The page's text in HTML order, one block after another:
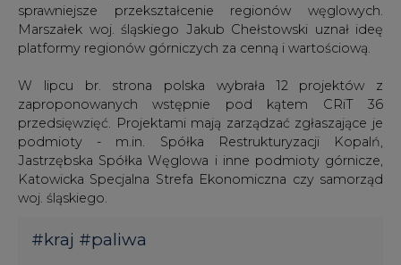
sprawniejsze przekształcenie regionów węglowych.
Marszałek woj. śląskiego Jakub Chełstowski uznał ideę
platformy regionów górniczych za cenną i wartościową.
W lipcu br. strona polska wybrała 12 projektów z
zaproponowanych wstępnie pod kątem CRiT 36
przedsięwzięć. Projektami mają zarządzać zgłaszające je
podmioty - m.in. Spółka Restrukturyzacji Kopalń,
Jastrzębska Spółka Węglowa i inne podmioty górnicze,
Katowicka Specjalna Strefa Ekonomiczna czy samorząd
woj. śląskiego.
#kraj #paliwa